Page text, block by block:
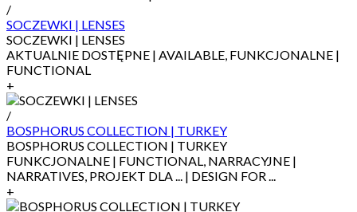
/
SOCZEWKI | LENSES
SOCZEWKI | LENSES
AKTUALNIE DOSTĘPNE | AVAILABLE, FUNKCJONALNE |
FUNCTIONAL
+
/
BOSPHORUS COLLECTION | TURKEY
BOSPHORUS COLLECTION | TURKEY
FUNKCJONALNE | FUNCTIONAL, NARRACYJNE |
NARRATIVES, PROJEKT DLA ... | DESIGN FOR ...
+